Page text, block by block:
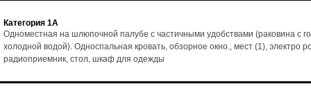
Категория 1А
Одноместная на шлюпочной палубе с частичными удобствами (раковина с
холодной водой). Односпальная кровать, обзорное окно., мест (1), электро
радиоприемник, стол, шкаф для одежды